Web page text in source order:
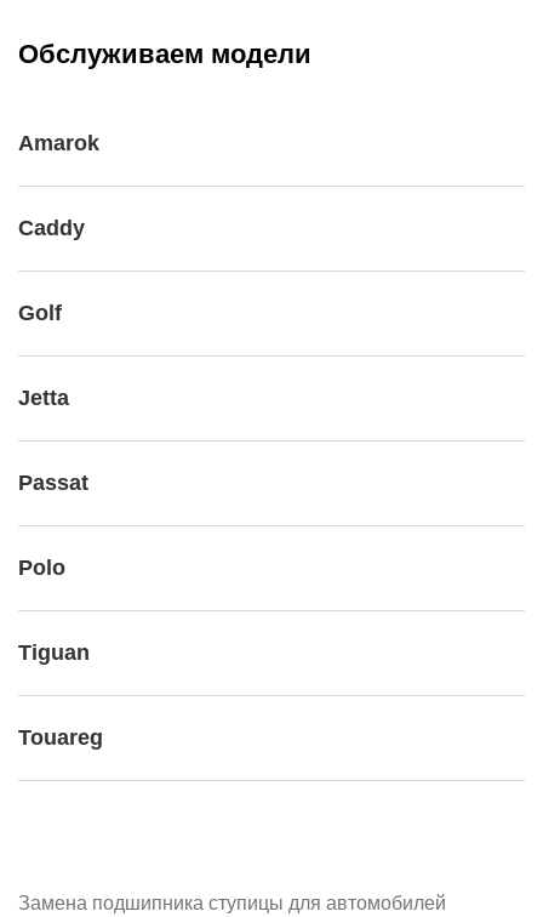
Обслуживаем модели
Amarok
Caddy
Golf
Jetta
Passat
Polo
Tiguan
Touareg
Замена подшипника ступицы для автомобилей